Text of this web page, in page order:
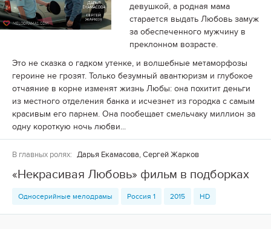
девушкой, а родная мама
старается выдать Любовь замуж
за обеспеченного мужчину в
преклонном возрасте.
Это не сказка о гадком утенке, и волшебные метаморфозы
героине не грозят. Только безумный авантюризм и глубокое
отчаяние в корне изменят жизнь Любы: она похитит деньги
из местного отделения банка и исчезнет из городка с самым
красивым его парнем. Она пообещает смельчаку миллион за
одну короткую ночь любви...
В главных ролях: Дарья Екамасова, Сергей Жарков
«Некрасивая Любовь» фильм в подборках
Односерийные мелодрамы Россия 1 2015 HD